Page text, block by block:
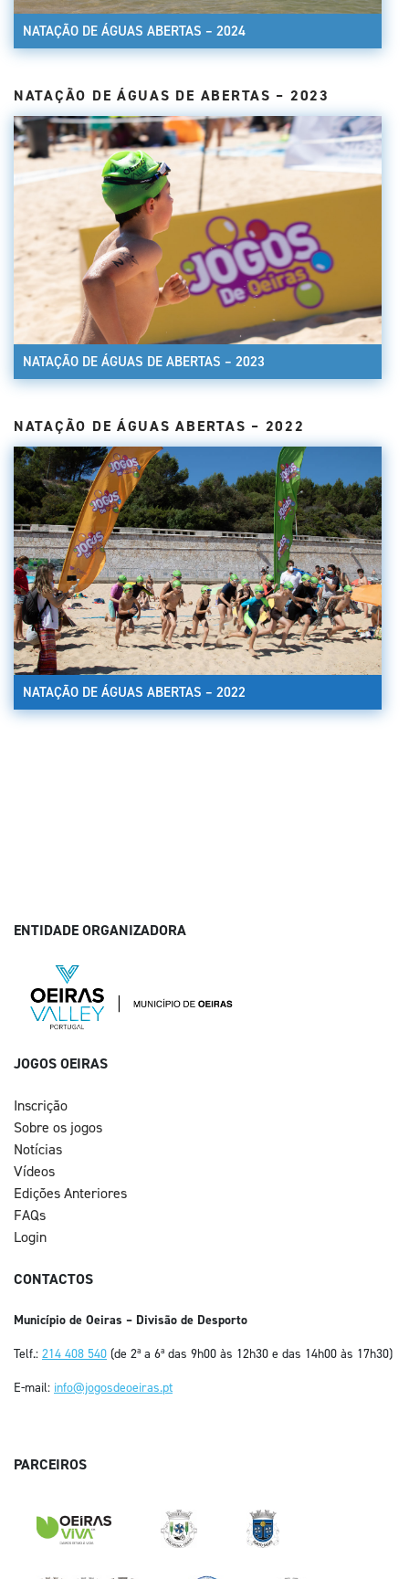
NATAÇÃO DE ÁGUAS ABERTAS – 2024
NATAÇÃO DE ÁGUAS DE ABERTAS – 2023
NATAÇÃO DE ÁGUAS DE ABERTAS – 2023
NATAÇÃO DE ÁGUAS ABERTAS – 2022
NATAÇÃO DE ÁGUAS ABERTAS – 2022
ENTIDADE ORGANIZADORA
JOGOS OEIRAS
Inscrição
Sobre os jogos
Notícias
Vídeos
Edições Anteriores
FAQs
Login
CONTACTOS
Município de Oeiras – Divisão de Desporto
Telf.: 214 408 540 (de 2ª a 6ª das 9h00 às 12h30 e das 14h00 às 17h30)
E-mail: info@jogosdeoeiras.pt
PARCEIROS